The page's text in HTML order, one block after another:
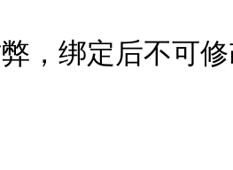
，绑定后不可